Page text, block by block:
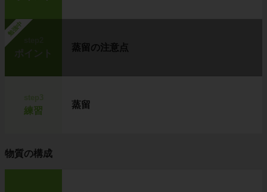
勉強中
ポイント
蒸留の注意点
練習
蒸留
物質の構成